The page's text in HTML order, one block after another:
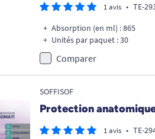
1 avis • TE-
Absorption (en ml) : 865
Unités par paquet : 30
Comparer
SOFFISOF
Protection
1 avis • TE-